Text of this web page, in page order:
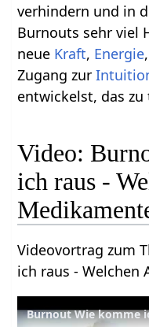
verhindern und in
Burnouts sehr viel
neue Kraft, Energie,
Zugang zur
entwickelst, das
Video:
ich raus -
Videovortrag zum
ich raus - Welchen